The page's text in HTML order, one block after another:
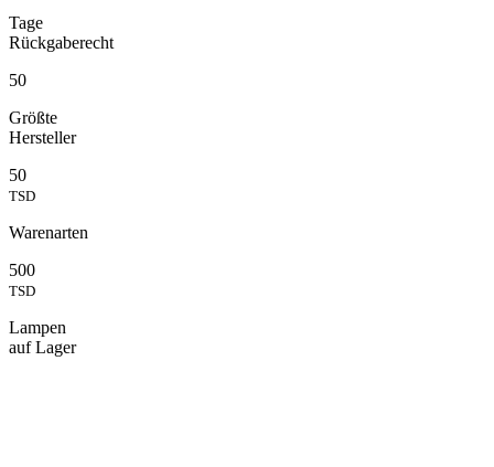
Tage
Rückgaberecht
50
Größte
Hersteller
50
TSD
Warenarten
500
TSD
Lampen
auf Lager